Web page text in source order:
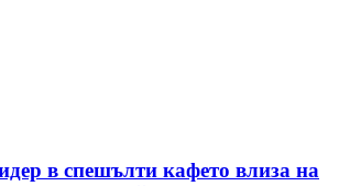
в спешълти кафето влиза на